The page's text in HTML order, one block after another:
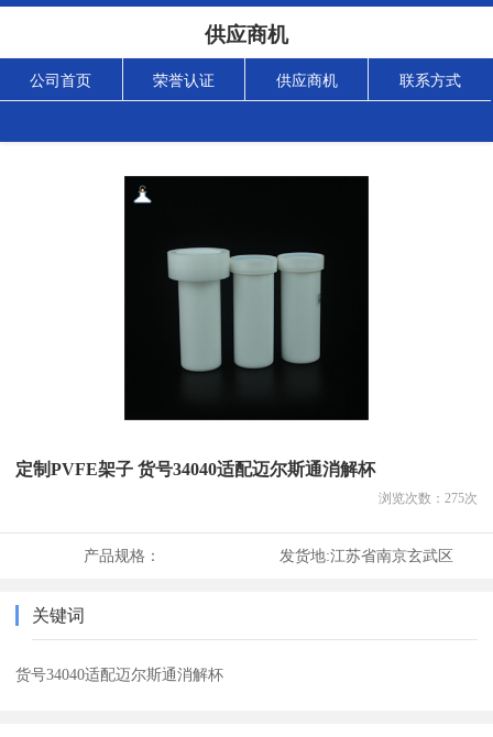
供应商机
公司首页 荣誉认证 供应商机 联系方式
定制PVFE架子 货号34040适配迈尔斯通消解杯
浏览次数： 275次
产品规格： 发货地:江苏省南京玄武区
关键词
货号34040适配迈尔斯通消解杯